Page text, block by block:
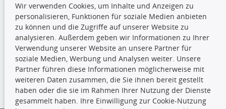
TecDoc Inside
Die hier angezeigten Daten insbesondere die gesamte Datenbank dürfen
nicht kopiert werden.
Es ist zu unterlassen, die Daten oder die gesamte Datenbank ohne
Wir verwenden Cookies, um Inhalte und Anzeigen zu
personalisieren, Funktionen für soziale Medien anbieten
zu können und die Zugriffe auf unserer Website zu
analysieren. Außerdem geben wir Informationen zu Ihrer
Verwendung unserer Website an unsere Partner für
soziale Medien, Werbung und Analysen weiter. Unsere
Partner führen diese Informationen möglicherweise mit
weiteren Daten zusammen, die Sie ihnen bereit gestellt
haben oder die sie im Rahmen Ihrer Nutzung der Dienste
gesammelt haben. Ihre Einwilligung zur Cookie-Nutzung